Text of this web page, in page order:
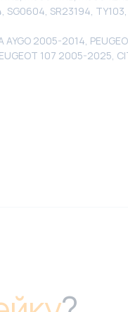
SG0604, SR23194,
2005-2014,
107 2005-2025,